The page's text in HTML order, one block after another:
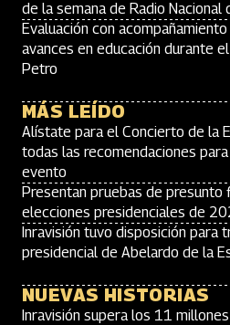
de la semana de Radio Nacional
Evaluación con
avances en educación durante
Petro
MÁS LEÍDO
Alístate para el Concierto de la
todas las recomendaciones
evento
Presentan pruebas de
elecciones presidenciales de
Inravisión tuvo disposición para
presidencial de Abelardo de la
NUEVAS HISTORIAS
Inravisión supera los 11